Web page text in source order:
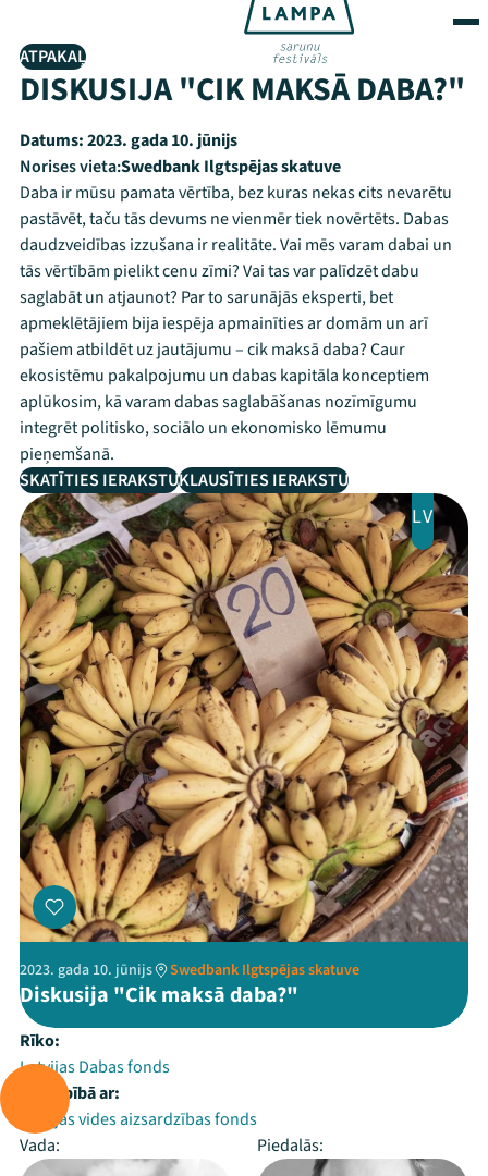
ATPAKAĻ
DISKUSIJA "CIK MAKSĀ DABA?"
Datums:2023. gada 10. jūnijs
Norises vieta:Swedbank Ilgtspējas skatuve
Daba ir mūsu pamata vērtība, bez kuras nekas cits nevarētu
pastāvēt, taču tās devums ne vienmēr tiek novērtēts. Dabas
daudzveidības izzušana ir realitāte. Vai mēs varam dabai un
tās vērtībām pielikt cenu zīmi? Vai tas var palīdzēt dabu
saglabāt un atjaunot? Par to sarunājās eksperti, bet
apmeklētājiem bija iespēja apmainīties ar domām un arī
pašiem atbildēt uz jautājumu – cik maksā daba? Caur
ekosistēmu pakalpojumu un dabas kapitāla konceptiem
aplūkosim, kā varam dabas saglabāšanas nozīmīgumu
integrēt politisko, sociālo un ekonomisko lēmumu
pieņemšanā.
SKATĪTIES IERAKSTUKLAUSĪTIES IERAKSTU
LV
2023. gada 10. jūnijs Swedbank Ilgtspējas skatuve
Diskusija "Cik maksā daba?"
Rīko:
Latvijas Dabas fonds
Sadarbībā ar:
Latvijas vides aizsardzības fonds
Vada:
Piedalās: